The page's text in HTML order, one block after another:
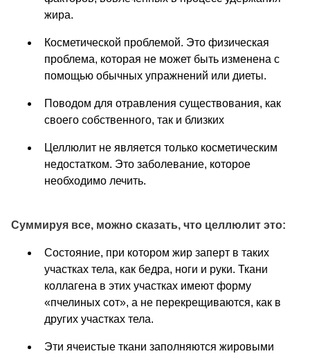
жира.
Косметической проблемой. Это физическая
проблема, которая не может быть изменена с
помощью обычных упражнений или диеты.
Поводом для отравления существования, как
своего собственного, так и близких
Целлюлит не является только косметическим
недостатком. Это заболевание, которое
необходимо лечить.
Суммируя все, можно сказать, что целлюлит это:
Состояние, при котором жир заперт в таких
участках тела, как бедра, ноги и руки. Ткани
коллагена в этих участках имеют форму
«пчелиных сот», а не перекрещиваются, как в
других участках тела.
Эти ячеистые ткани заполняются жировыми